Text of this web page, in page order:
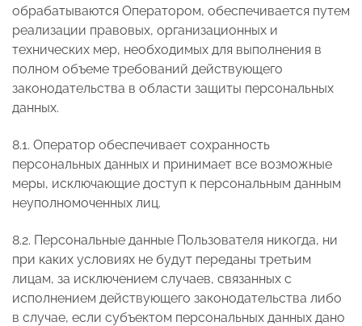
обрабатываются Оператором, обеспечивается путем
реализации правовых, организационных и
технических мер, необходимых для выполнения в
полном объеме требований действующего
законодательства в области защиты персональных
данных.
8.1. Оператор обеспечивает сохранность
персональных данных и принимает все возможные
меры, исключающие доступ к персональным данным
неуполномоченных лиц.
8.2. Персональные данные Пользователя никогда, ни
при каких условиях не будут переданы третьим
лицам, за исключением случаев, связанных с
исполнением действующего законодательства либо
в случае, если субъектом персональных данных дано